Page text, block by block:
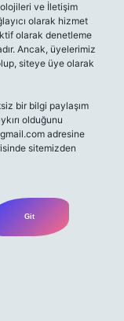
ve İletişim
olarak hizmet
olarak denetleme
Ancak, üyelerimiz
siteye üye olarak
bir bilgi paylaşım
olduğunu
adresine
sitemizden